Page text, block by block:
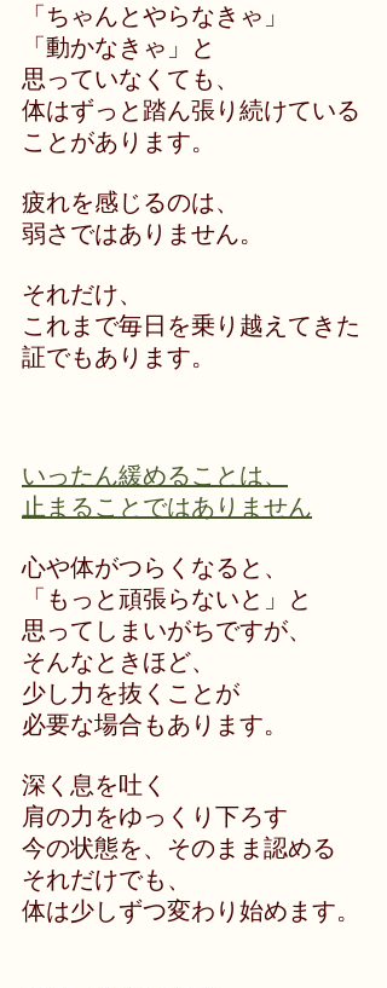
「ちゃんとやらなきゃ」
「動かなきゃ」と
思っていなくても、
体はずっと踏ん張り続けている
ことがあります。
疲れを感じるのは、
弱さではありません。
それだけ、
これまで毎日を乗り越えてきた
証でもあります。
いったん緩めることは、
止まることではありません
心や体がつらくなると、
「もっと頑張らないと」と
思ってしまいがちですが、
そんなときほど、
少し力を抜くことが
必要な場合もあります。
深く息を吐く
肩の力をゆっくり下ろす
今の状態を、そのまま認める
それだけでも、
体は少しずつ変わり始めます。